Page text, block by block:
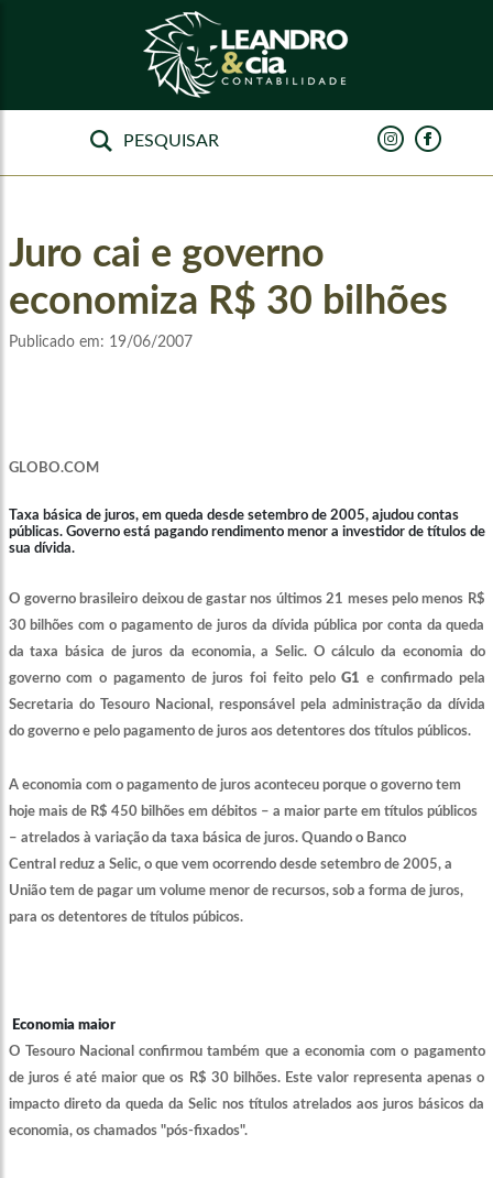
Juro cai e governo
economiza R$ 30 bilhões
Publicado em: 19/06/2007
GLOBO.COM
Taxa básica de juros, em queda desde setembro de 2005, ajudou contas
públicas. Governo está pagando rendimento menor a investidor de títulos de
sua dívida.
O governo brasileiro deixou de gastar nos últimos 21 meses pelo menos R$
30 bilhões com o pagamento de juros da dívida pública por conta da queda
da taxa básica de juros da economia, a Selic. O cálculo da economia do
governo com o pagamento de juros foi feito peloG1 e confirmado pela
Secretaria do Tesouro Nacional, responsável pela administração da dívida
do governo e pelo pagamento de juros aos detentores dos títulos públicos.
A economia com o pagamento de juros aconteceu porque o governo tem
hoje mais de R$ 450 bilhões em débitos – a maior parte em títulos públicos
– atrelados à variação da taxa básica de juros. Quando o Banco
Central reduz a Selic, o que vem ocorrendo desde setembro de 2005, a
União tem de pagar um volume menor de recursos, sob a forma de juros,
para os detentores de títulos púbicos.
Economia maior
O Tesouro Nacional confirmou também que a economia com o pagamento
de juros é até maior que os R$ 30 bilhões. Este valor representa apenas o
impacto direto da queda da Selic nos títulos atrelados aos juros básicos da
economia, os chamados "pós-fixados".